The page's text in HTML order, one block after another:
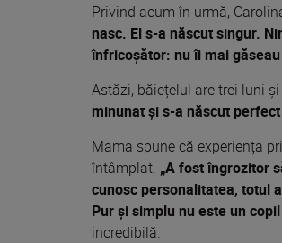
Privind acum în urmă,
nasc. El s-a născut singur.
înfricoșător: nu îi mai
Astăzi, băiețelul are trei luni
minunat și s-a născut
Mama spune că experiența
întâmplat. „A fost îngrozitor
cunosc personalitatea, totul
Pur și simplu nu este un
incredibilă.